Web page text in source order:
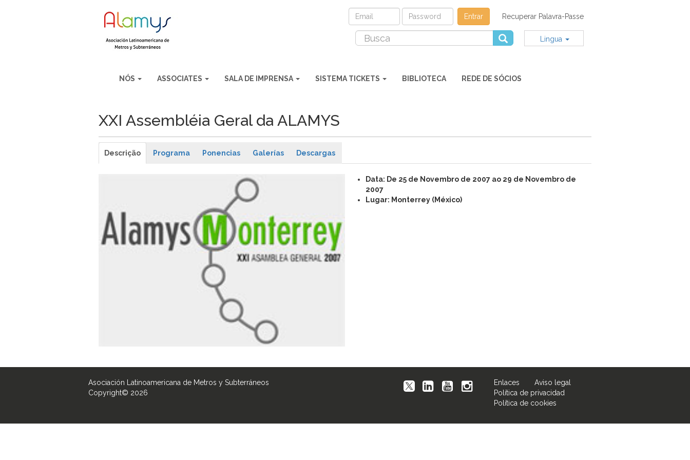
Entrar Recuperar Palavra-Passe
Lingua
NÓS ASSOCIATES SALA DE IMPRENSA SISTEMA TICKETS BIBLIOTECA REDE DE SÓCIOS
XXI Assembléia Geral da ALAMYS
Descrição Programa Ponencias Galerías Descargas
Data: De 25 de Novembro de 2007 ao 29 de Novembro de
2007
Lugar: Monterrey (México)
Asociación Latinoamericana de Metros y Subterráneos
Copyright© 2026
Enlaces
Aviso legal
Política de privacidad
Política de cookies